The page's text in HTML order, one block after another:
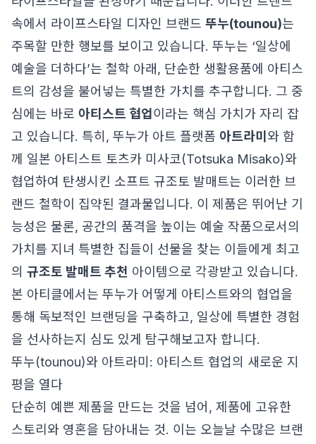
속에서 라이프스타일 디자인 브랜드 뚜누(tounou)는
주목할 만한 행보를 보이고 있습니다. 뚜누는 ‘일상에
예술을 더하다’는 철학 아래, 단순한 생활용품에 아티스
트의 감성을 불어넣는 특별한 가치를 추구합니다. 그 중
심에는 바로 아티스트 협업 이라는 핵심 가치가 자리 잡
고 있습니다. 특히, 뚜누가 아트 플랫폼 아트라미 와 함
께 일본 아티스트 토츠카 미사코(Totsuka Misako)와
협업하여 탄생시킨 소프트 규조토 발매트는 이러한 브
랜드 철학이 집약된 결과물입니다. 이 제품은 뛰어난 기
능성은 물론, 공간의 품격을 높이는 예술 작품으로서의
가치를 지녀 특별한 집들이 선물을 찾는 이들에게 최고
의 규조토 발매트 추천 아이템으로 각광받고 있습니다.
본 아티클에서는 뚜누가 어떻게 아티스트와의 협업을
통해 독보적인 브랜딩을 구축하고, 일상에 특별한 경험
을 선사하는지 심도 있게 탐구해보고자 합니다.
뚜누(tounou)와 아트라미: 아티스트 협업의 새로운 지
평을 열다
단순히 예쁜 제품을 만드는 것을 넘어, 제품에 고유한
스토리와 영혼을 담아내는 것. 이는 오늘날 수많은 브랜